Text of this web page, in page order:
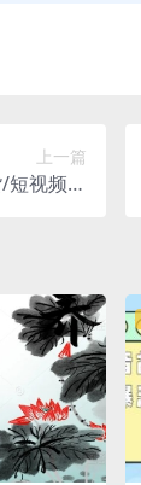
上一篇
视频制